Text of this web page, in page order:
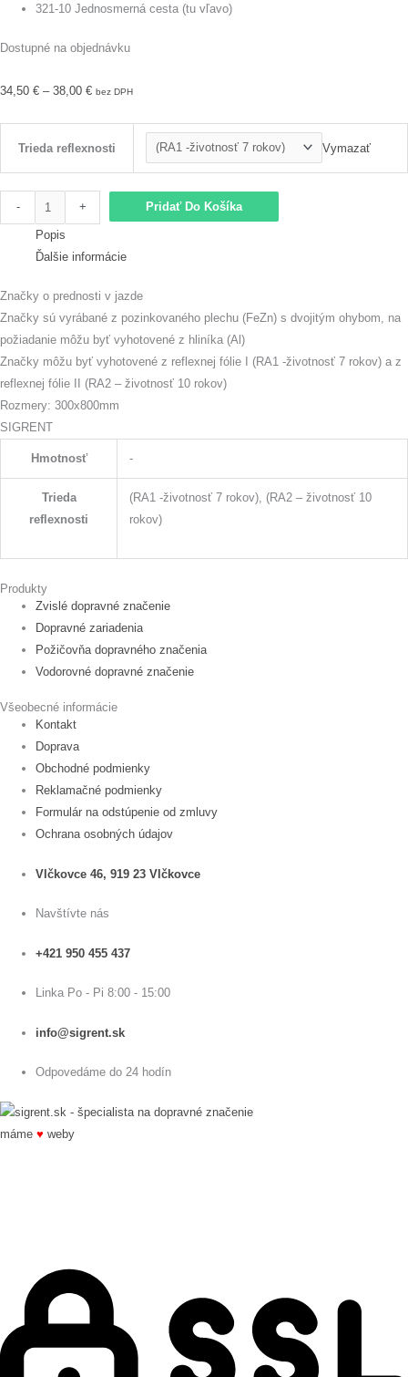
321-10 Jednosmerná cesta (tu vľavo)
Dostupné na objednávku
34,50 € – 38,00 € bez DPH
Trieda reflexnosti Vymazať
- + Pridať Do Košíka
Popis
Ďalšie informácie
Značky o prednosti v jazde
Značky sú vyrábané z pozinkovaného plechu (FeZn) s dvojitým ohybom, na
požiadanie môžu byť vyhotovené z hliníka (Al)
Značky môžu byť vyhotovené z reflexnej fólie I (RA1 -životnosť 7 rokov) a z
reflexnej fólie II (RA2 – životnosť 10 rokov)
Rozmery: 300x800mm
SIGRENT
Hmotnosť -
Trieda
reflexnosti
(RA1 -životnosť 7 rokov), (RA2 – životnosť 10
rokov)
Produkty
Zvislé dopravné značenie
Dopravné zariadenia
Požičovňa dopravného značenia
Vodorovné dopravné značenie
Všeobecné informácie
Kontakt
Doprava
Obchodné podmienky
Reklamačné podmienky
Formulár na odstúpenie od zmluvy
Ochrana osobných údajov
Vlčkovce 46, 919 23 Vlčkovce
Navštívte nás
+421 950 455 437
Linka Po - Pi 8:00 - 15:00
info@sigrent.sk
Odpovedáme do 24 hodín
máme ♥ weby